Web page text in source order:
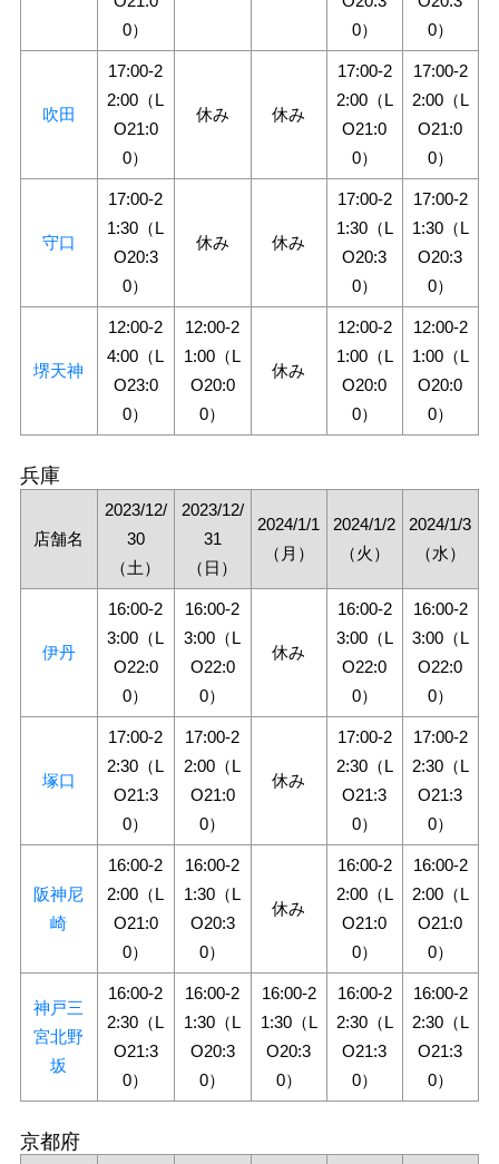
0）
0）
0）
吹田
17:00-2
2:00（L
O21:0
0）
休み 休み
17:00-2
2:00（L
O21:0
0）
17:00-2
2:00（L
O21:0
0）
守口
17:00-2
1:30（L
O20:3
0）
休み 休み
17:00-2
1:30（L
O20:3
0）
17:00-2
1:30（L
O20:3
0）
堺天神
12:00-2
4:00（L
O23:0
0）
12:00-2
1:00（L
O20:0
0）
休み
12:00-2
1:00（L
O20:0
0）
12:00-2
1:00（L
O20:0
0）
兵庫
店舗名
2023/12/
30
（土）
2023/12/
31
（日）
2024/1/1
（月）
2024/1/2
（火）
2024/1/3
（水）
伊丹
16:00-2
3:00（L
O22:0
0）
16:00-2
3:00（L
O22:0
0）
休み
16:00-2
3:00（L
O22:0
0）
16:00-2
3:00（L
O22:0
0）
塚口
17:00-2
2:30（L
O21:3
0）
17:00-2
2:00（L
O21:0
0）
休み
17:00-2
2:30（L
O21:3
0）
17:00-2
2:30（L
O21:3
0）
阪神尼
崎
16:00-2
2:00（L
O21:0
0）
16:00-2
1:30（L
O20:3
0）
休み
16:00-2
2:00（L
O21:0
0）
16:00-2
2:00（L
O21:0
0）
神戸三
宮北野
坂
16:00-2
2:30（L
O21:3
0）
16:00-2
1:30（L
O20:3
0）
16:00-2
1:30（L
O20:3
0）
16:00-2
2:30（L
O21:3
0）
16:00-2
2:30（L
O21:3
0）
京都府